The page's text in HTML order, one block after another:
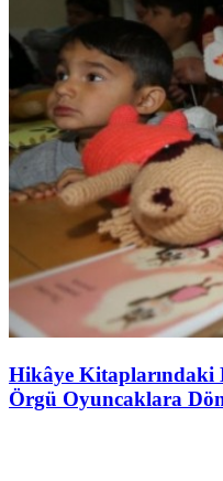
Hikâye Kitaplarındaki
Örgü Oyuncaklara